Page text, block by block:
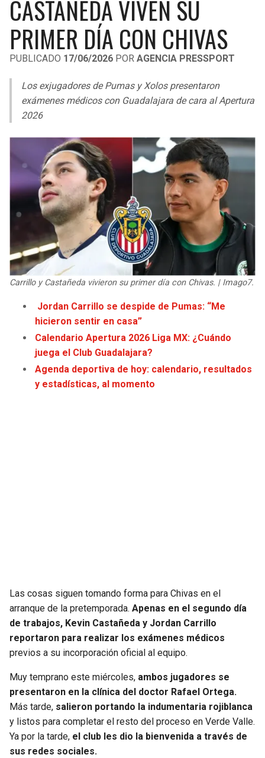
LIGA DE EXPANSIÓN MX
LEAGUES CUP
UEFA EUROPA LEAGUE
UEFA CONFERENCE LEAGUE
MLS
COPA LIBERTADORES
COPA SUDAMERICANA
LIGA BETPLAY
OTRAS LIGAS
RAIDERS
CHARGERS
RAVENS
BROWNS
STEELERS
TEXANS
COLTS
JAGUARS
TITANS
COWBOYS
GIANTS
LIONS
VIKINGS
FALCONS
PANTHERS
CAVALIERS
PISTONS
PACERS
HAWKS
HORNETS
HEAT
MAGIC
WIZARDS
WARRIORS
CLIPPERS
LAKERS
NUGGETS
THUNDER
TRAIL BLAZERS
JAZZ
CASTAÑEDA VIVEN SU
PRIMER DÍA CON CHIVAS
PUBLICADO 17/06/2026 POR AGENCIA PRESSPORT
Los exjugadores de Pumas y Xolos presentaron
exámenes médicos con Guadalajara de cara al Apertura
2026
Carrillo y Castañeda vivieron su primer día con Chivas. | Imago7.
Jordan Carrillo se despide de Pumas: “Me
hicieron sentir en casa”
Calendario Apertura 2026 Liga MX: ¿Cuándo
juega el Club Guadalajara?
Agenda deportiva de hoy: calendario, resultados
y estadísticas, al momento
Las cosas siguen tomando forma para Chivas en el
arranque de la pretemporada. Apenas en el segundo día
de trabajos, Kevin Castañeda y Jordan Carrillo
reportaron para realizar los exámenes médicos
previos a su incorporación oficial al equipo.
Muy temprano este miércoles, ambos jugadores se
presentaron en la clínica del doctor Rafael Ortega.
Más tarde, salieron portando la indumentaria rojiblanca
y listos para completar el resto del proceso en Verde Valle.
Ya por la tarde, el club les dio la bienvenida a través de
sus redes sociales.